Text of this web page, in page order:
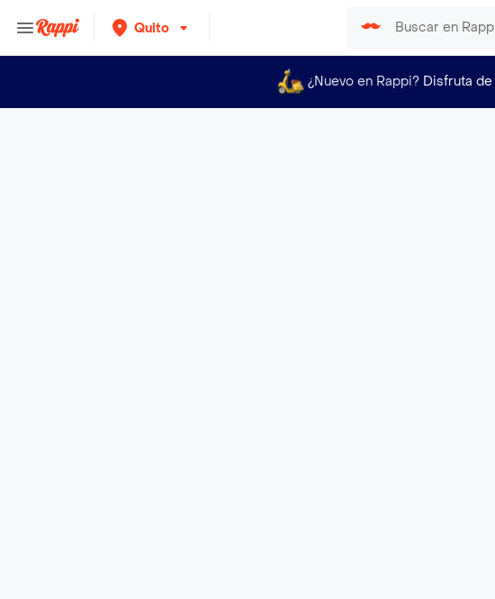
Quito
¿Nuevo en Rappi? Disfruta de